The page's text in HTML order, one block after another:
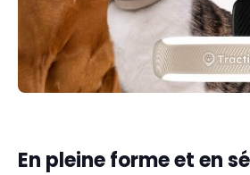
En pleine forme et en